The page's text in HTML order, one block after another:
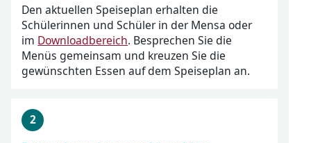
Den aktuellen Speiseplan erhalten die
Schülerinnen und Schüler in der Mensa oder
im Downloadbereich. Besprechen Sie die
Menüs gemeinsam und kreuzen Sie die
gewünschten Essen auf dem Speiseplan an.